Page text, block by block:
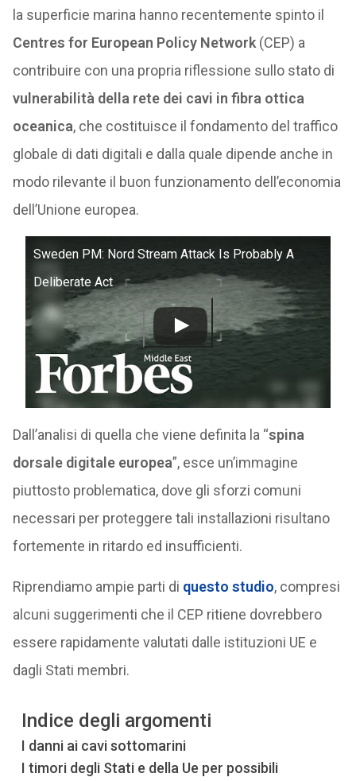
la superficie marina hanno recentemente spinto il
Centres for European Policy Network(CEP) a
contribuire con una propria riflessione sullo stato di
vulnerabilità della rete dei cavi in fibra ottica
oceanica, che costituisce il fondamento del traffico
globale di dati digitali e dalla quale dipende anche in
modo rilevante il buon funzionamento dell’economia
dell’Unione europea.
Sweden PM: Nord Stream Attack Is Probably A
Deliberate Act
Dall’analisi di quella che viene definita la “spina
dorsale digitale europea”, esce un’immagine
piuttosto problematica, dove gli sforzi comuni
necessari per proteggere tali installazioni risultano
fortemente in ritardo ed insufficienti.
Riprendiamo ampie parti di questo studio, compresi
alcuni suggerimenti che il CEP ritiene dovrebbero
essere rapidamente valutati dalle istituzioni UE e
dagli Stati membri.
Indice degli argomenti
I danni ai cavi sottomarini
I timori degli Stati e della Ue per possibili